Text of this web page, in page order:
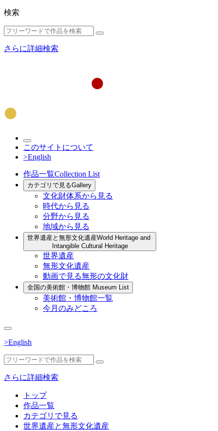
検索
さらに詳細検索
このサイトについて
>English
作品一覧Collection List
カテゴリで見るGallery
文化財体系から見る
時代から見る
分野から見る
地域から見る
世界遺産と無形文化遺産World Heritage and
Intangible Cultural Heritage
世界遺産
無形文化遺産
動画で見る無形の文化財
全国の美術館・博物館 Museum List
美術館・博物館一覧
今月のみどころ
>English
さらに詳細検索
トップ
作品一覧
カテゴリで見る
世界遺産と無形文化遺産